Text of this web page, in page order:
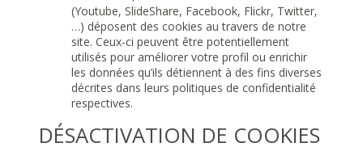
(Youtube, SlideShare, Facebook, Flickr, Twitter,
…) déposent des cookies au travers de notre
site. Ceux-ci peuvent être potentiellement
utilisés pour améliorer votre profil ou enrichir
les données qu’ils détiennent à des fins diverses
décrites dans leurs politiques de confidentialité
respectives.
DÉSACTIVATION DE COOKIES